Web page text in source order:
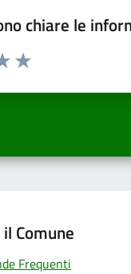
chiare le
la pagina
Comune
Frequenti